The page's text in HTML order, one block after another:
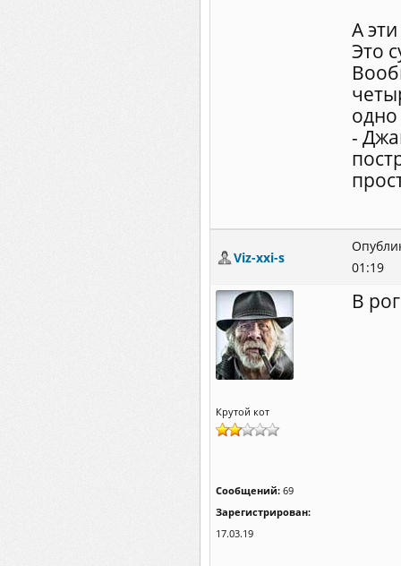
А
Это
-
Viz-xxi-s
01:19
Крутой кот
Сообщений: 69
Зарегистрирован:
17.03.19
В